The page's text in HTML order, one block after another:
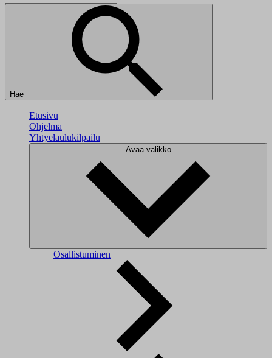
Hae
Etusivu
Ohjelma
Yhtyelaulukilpailu
Avaa valikko
Osallistuminen